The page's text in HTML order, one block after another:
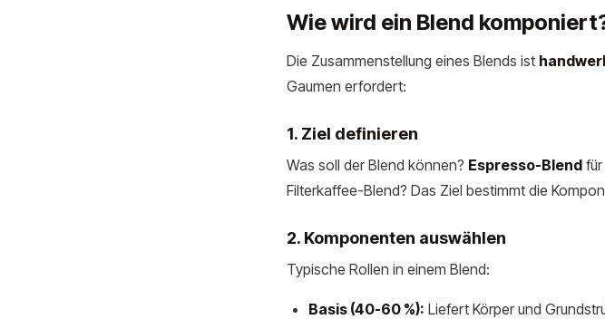
Wie wird ein Blend
Die Zusammenstellung eines Blends ist
Gaumen erfordert:
1. Ziel definieren
Was soll der Blend können? Espresso-Blend
Filterkaffee-Blend? Das Ziel bestimmt die
2. Komponenten auswählen
Typische Rollen in einem Blend:
Basis (40-60 %): Liefert Körper und